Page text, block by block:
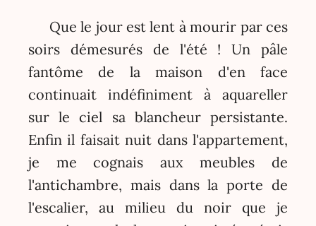
Que le jour est lent à mourir par ces
soirs démesurés de l'été ! Un pâle
fantôme de la maison d'en face
continuait indéfiniment à aquareller
sur le ciel sa blancheur persistante.
Enfin il faisait nuit dans l'appartement,
je me cognais aux meubles de
l'antichambre, mais dans la porte de
l'escalier, au milieu du noir que je